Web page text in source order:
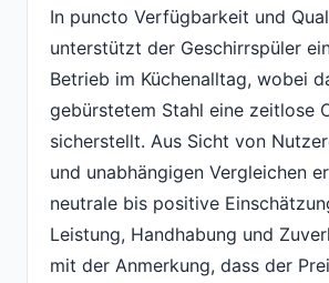
In puncto Verfügbarkeit und
unterstützt der Geschirrspüler
Betrieb im Küchenalltag, wobei
gebürstetem Stahl eine zeitlose
sicherstellt. Aus Sicht von
und unabhängigen Vergleichen
neutrale bis positive
Leistung, Handhabung und
mit der Anmerkung, dass der